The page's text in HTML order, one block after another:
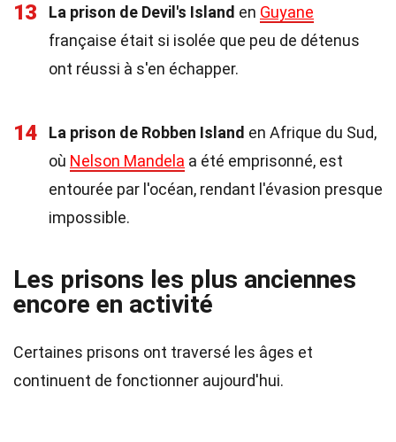
13 La prison de Devil's Island en Guyane
française était si isolée que peu de détenus
ont réussi à s'en échapper.
14 La prison de Robben Island en Afrique du Sud,
où Nelson Mandela a été emprisonné, est
entourée par l'océan, rendant l'évasion presque
impossible.
Les prisons les plus anciennes
encore en activité
Certaines prisons ont traversé les âges et
continuent de fonctionner aujourd'hui.